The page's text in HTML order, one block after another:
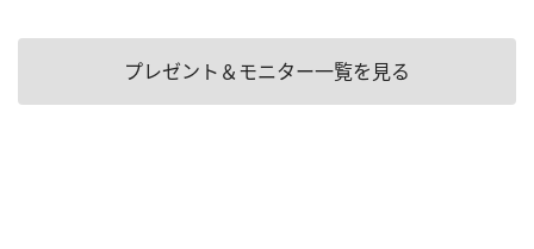
プレゼント＆モニター一覧を見る